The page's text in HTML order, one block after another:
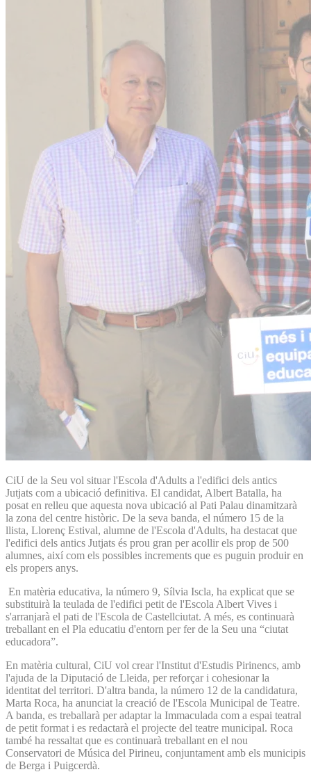
CiU de la Seu vol situar l'Escola d'Adults a l'edifici dels antics
Jutjats com a ubicació definitiva. El candidat, Albert Batalla, ha
posat en relleu que aquesta nova ubicació al Pati Palau dinamitzarà
la zona del centre històric. De la seva banda, el número 15 de la
llista, Llorenç Estival, alumne de l'Escola d'Adults, ha destacat que
l'edifici dels antics Jutjats és prou gran per acollir els prop de 500
alumnes, així com els possibles increments que es puguin produir en
els propers anys.
En matèria educativa, la número 9, Sílvia Iscla, ha explicat que se
substituirà la teulada de l'edifici petit de l'Escola Albert Vives i
s'arranjarà el pati de l'Escola de Castellciutat. A més, es continuarà
treballant en el Pla educatiu d'entorn per fer de la Seu una “ciutat
educadora”.
En matèria cultural, CiU vol crear l'Institut d'Estudis Pirinencs, amb
l'ajuda de la Diputació de Lleida, per reforçar i cohesionar la
identitat del territori. D'altra banda, la número 12 de la candidatura,
Marta Roca, ha anunciat la creació de l'Escola Municipal de Teatre.
A banda, es treballarà per adaptar la Immaculada com a espai teatral
de petit format i es redactarà el projecte del teatre municipal. Roca
també ha ressaltat que es continuarà treballant en el nou
Conservatori de Música del Pirineu, conjuntament amb els municipis
de Berga i Puigcerdà.